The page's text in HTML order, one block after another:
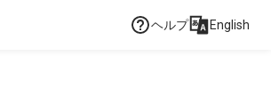
ヘルプ English